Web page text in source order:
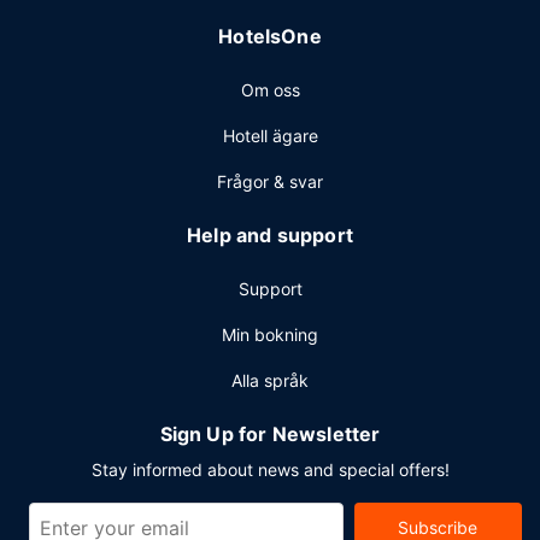
HotelsOne
Om oss
Hotell ägare
Frågor & svar
Help and support
Support
Min bokning
Alla språk
Sign Up for Newsletter
Stay informed about news and special offers!
Subscribe